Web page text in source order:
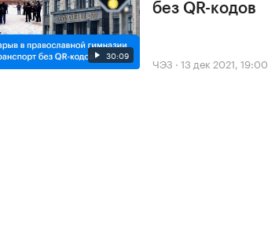
30:09
без QR-кодов
ЧЭЗ · 13 дек 2021, 19:00